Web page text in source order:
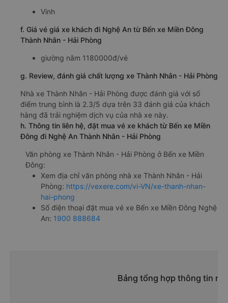
Vinh
f. Giá vé giá xe khách đi Nghệ An từ Bến xe Miền Đông
Thành Nhân - Hải Phòng
giường nằm 1180000đ/vé
g. Review, đánh giá chất lượng xe Thành Nhân - Hải Phòng
Nhà xe Thành Nhân - Hải Phòng được đánh giá với số
điểm trung bình là 2.3/5 dựa trên 33 đánh giá của khách
hàng đã trải nghiệm dịch vụ của nhà xe này.
h. Thông tin liên hệ, đặt mua vé xe khách từ Bến xe Miền
Đông đi Nghệ An Thành Nhân - Hải Phòng
Văn phòng xe Thành Nhân - Hải Phòng ở Bến xe Miền
Đông:
Xem địa chỉ văn phòng nhà xe Thành Nhân - Hải
Phòng: https://vexere.com/vi-VN/xe-thanh-nhan-
hai-phong
Số điện thoại đặt mua vé xe Bến xe Miền Đông Nghệ
An: 1900 888684
Bảng tổng hợp thông tin